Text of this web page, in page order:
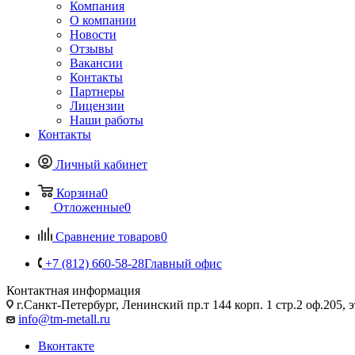
Компания
О компании
Новости
Отзывы
Вакансии
Контакты
Партнеры
Лицензии
Наши работы
Контакты
Личный кабинет
Корзина0
Отложенные0
Сравнение товаров0
+7 (812) 660-58-28Главный офис
Контактная информация
г.Санкт-Петербург, Ленинский пр.т 144 корп. 1 стр.2 оф.205,
info@tm-metall.ru
Вконтакте